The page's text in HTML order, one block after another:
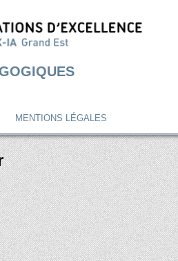
MENTIONS LÉGALES